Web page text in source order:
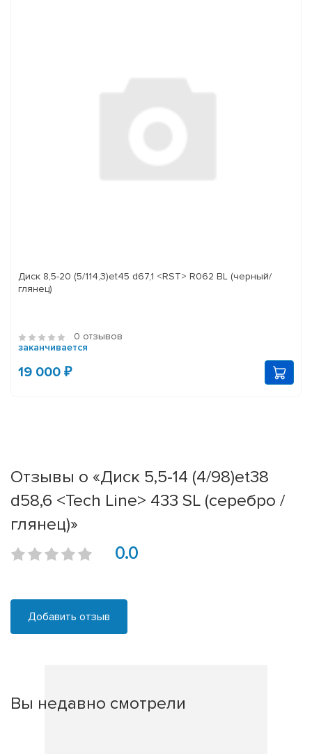
Диск 8,5-20 (5/114,3)et45 d67,1 <RST> R062 BL (черный/
глянец)
0 отзывов
заканчивается
19 000 ₽
Отзывы о «Диск 5,5-14 (4/98)et38
d58,6 <Tech Line> 433 SL (серебро /
глянец)»
0.0
Добавить отзыв
Вы недавно смотрели